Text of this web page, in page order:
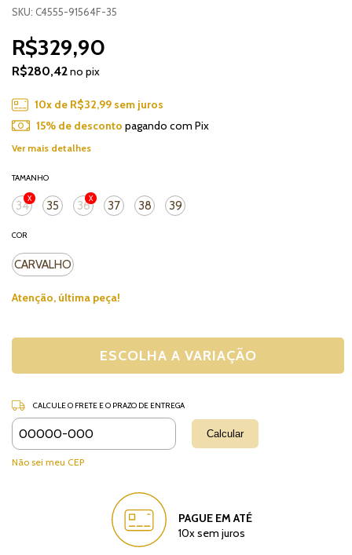
SKU: C4555-91564F-35
R$329,90
R$280,42no pix
10x de R$32,99sem juros
15% de desconto pagando com Pix
Ver mais detalhes
COR
CARVALHO
TAMANHO
34 35 36 37 38 39
Atenção, última peça!
Entregas para o CEP:
CALCULE O FRETE E O PRAZO DE ENTREGA
Calcular
Não sei meu CEP
PAGUE EM ATÉ
10x sem juros